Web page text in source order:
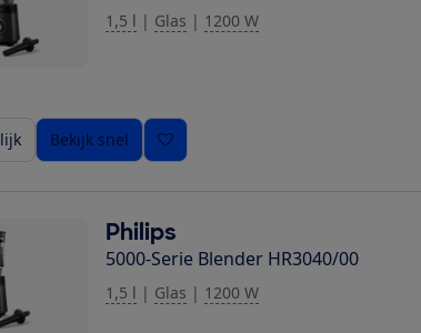
1,5 l | Glas | 1200 W
Bekijk snel
Philips
5000-Serie Blender HR3040/00
1,5 l | Glas | 1200 W